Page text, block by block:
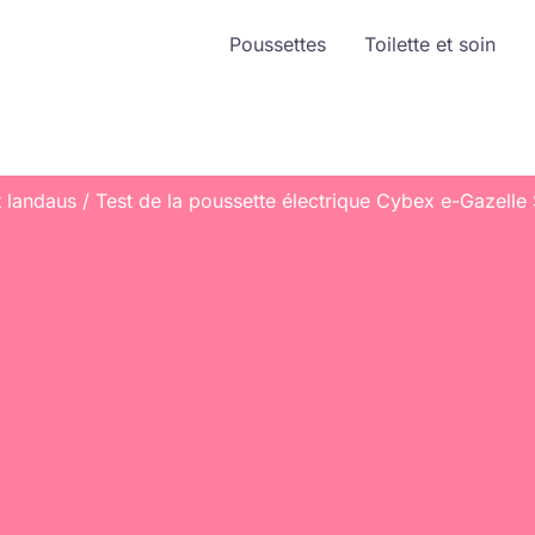
Poussettes Toilette et soin
landaus Test de la poussette électrique Cybex e-Gazelle